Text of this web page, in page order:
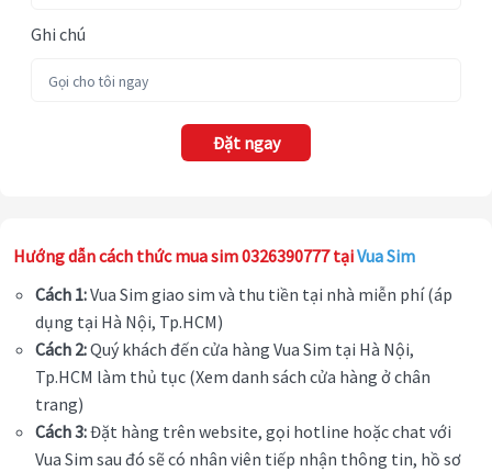
Ghi chú
Đặt ngay
Hướng dẫn cách thức mua sim 0326390777 tạiVua Sim
Cách 1:Vua Sim giao sim và thu tiền tại nhà miễn phí (áp
dụng tại Hà Nội, Tp.HCM)
Cách 2:Quý khách đến cửa hàng Vua Sim tại Hà Nội,
Tp.HCM làm thủ tục (Xem danh sách cửa hàng ở chân
trang)
Cách 3:Đặt hàng trên website, gọi hotline hoặc chat với
Vua Sim sau đó sẽ có nhân viên tiếp nhận thông tin, hồ sơ